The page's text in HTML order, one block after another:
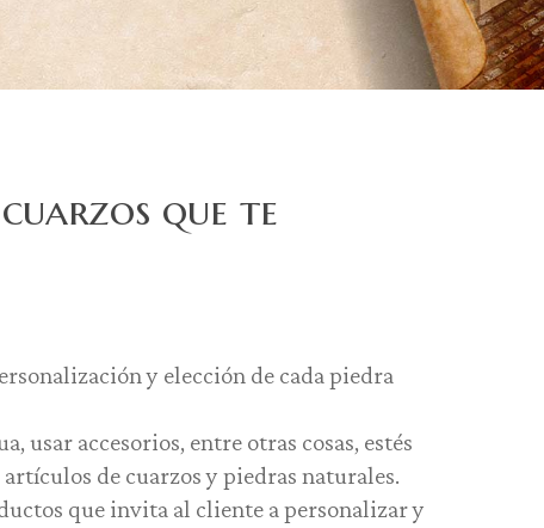
que te
y elección de cada piedra
usar accesorios, entre otras cosas, estés
de cuarzos y piedras naturales.
que invita al cliente a personalizar y